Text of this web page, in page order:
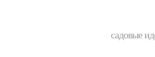
садовые